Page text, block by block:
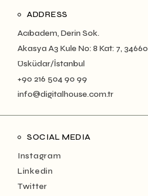
ADDRESS
Acıbadem, Derin Sok.
Akasya A3 Kule No: 8 Kat: 7, 34660
Üsküdar/İstanbul
+90 216 504 90 99
info@digitalhouse.com.tr
SOCIAL MEDIA
Instagram
Linkedin
Twitter